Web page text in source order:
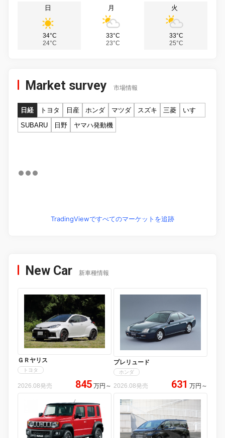
日
34°C
24°C
月
33°C
23°C
火
33°C
25°C
Market survey 市場情報
日経 トヨタ 日産 ホンダ マツダ スズキ 三菱
いすゞ
SUBARU
日野 ヤマハ発動機
TradingViewですべてのマーケットを追跡
New Car 新車種情報
ＧＲヤリス
トヨタ
2026.08発売 845 万円 ～
プレリュード
ホンダ
2026.08発売 631 万円 ～